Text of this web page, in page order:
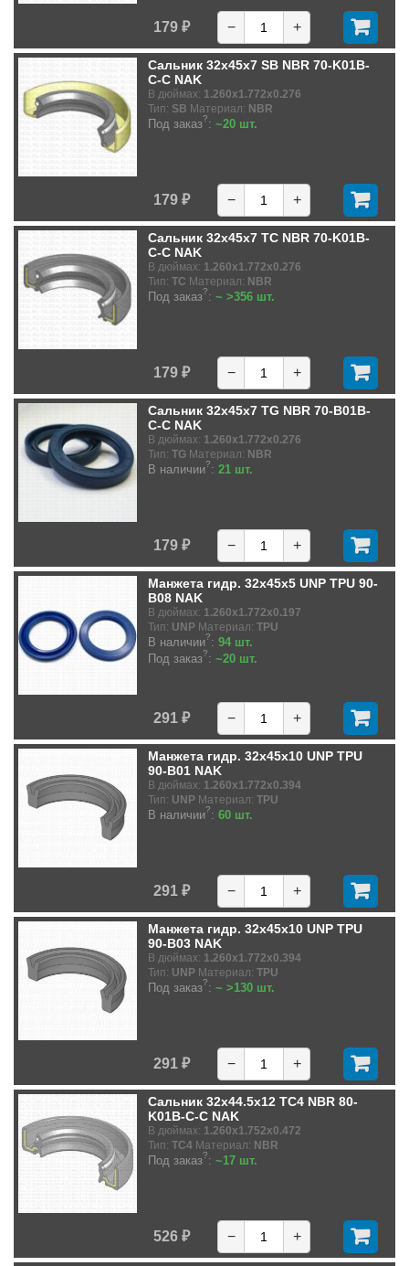
179 ₽ − +
Сальник 32x45x7 SB NBR 70-K01B-
C-C NAK
В дюймах: 1.260x1.772x0.276
Тип: SB Материал: NBR
Под заказ?: ~20 шт.
179 ₽ − +
Сальник 32x45x7 TC NBR 70-K01B-
C-C NAK
В дюймах: 1.260x1.772x0.276
Тип: TC Материал: NBR
Под заказ?: ~ >356 шт.
179 ₽ − +
Сальник 32x45x7 TG NBR 70-B01B-
C-C NAK
В дюймах: 1.260x1.772x0.276
Тип: TG Материал: NBR
В наличии?: 21 шт.
179 ₽ − +
Манжета гидр. 32x45x5 UNP TPU 90-
B08 NAK
В дюймах: 1.260x1.772x0.197
Тип: UNP Материал: TPU
В наличии?: 94 шт.
Под заказ?: ~20 шт.
291 ₽ − +
Манжета гидр. 32x45x10 UNP TPU
90-B01 NAK
В дюймах: 1.260x1.772x0.394
Тип: UNP Материал: TPU
В наличии?: 60 шт.
291 ₽ − +
Манжета гидр. 32x45x10 UNP TPU
90-B03 NAK
В дюймах: 1.260x1.772x0.394
Тип: UNP Материал: TPU
Под заказ?: ~ >130 шт.
291 ₽ − +
Сальник 32x44.5x12 TC4 NBR 80-
K01B-C-C NAK
В дюймах: 1.260x1.752x0.472
Тип: TC4 Материал: NBR
Под заказ?: ~17 шт.
526 ₽ − +